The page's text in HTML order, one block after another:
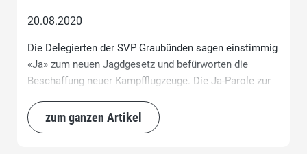
20.08.2020
Die Delegierten der SVP Graubünden sagen einstimmig
«Ja» zum neuen Jagdgesetz und befürworten die
Beschaffung neuer Kampfflugzeuge. Die Ja-Parole zur
Die SVP ist klar der Auffassung, dass die
Einwanderung wieder reguliert werden muss und eine
zum ganzen Artikel